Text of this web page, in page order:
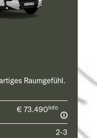
Raumgefühl.
€ 73.490Info
2-3